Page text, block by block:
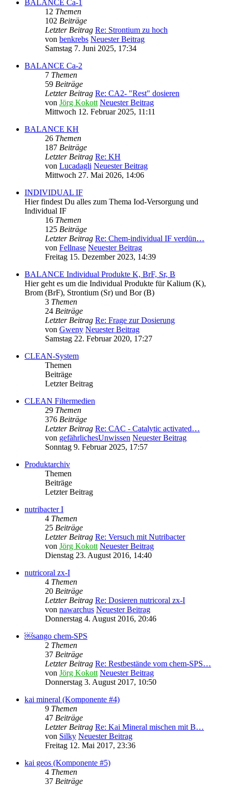
BALANCE Ca-1
12 Themen
102 Beiträge
Letzter Beitrag Re: Strontium zu hoch
von benkrebs Neuester Beitrag
Samstag 7. Juni 2025, 17:34
BALANCE Ca-2
7 Themen
59 Beiträge
Letzter Beitrag Re: CA2- "Rest" dosieren
von Jörg Kokott Neuester Beitrag
Mittwoch 12. Februar 2025, 11:11
BALANCE KH
26 Themen
187 Beiträge
Letzter Beitrag Re: KH
von Lucadagli Neuester Beitrag
Mittwoch 27. Mai 2026, 14:06
INDIVIDUAL IF
Hier findest Du alles zum Thema Iod-Versorgung und
Individual IF
16 Themen
125 Beiträge
Letzter Beitrag Re: Chem-individual IF verdün…
von Fellnase Neuester Beitrag
Freitag 15. Dezember 2023, 14:39
BALANCE Individual Produkte K, BrF, Sr, B
Hier geht es um die Individual Produkte für Kalium (K),
Brom (BrF), Strontium (Sr) und Bor (B)
3 Themen
24 Beiträge
Letzter Beitrag Re: Frage zur Dosierung
von Gweny Neuester Beitrag
Samstag 22. Februar 2020, 17:27
CLEAN-System
Themen
Beiträge
Letzter Beitrag
CLEAN Filtermedien
29 Themen
376 Beiträge
Letzter Beitrag Re: CAC - Catalytic activated…
von gefährlichesUnwissen Neuester Beitrag
Sonntag 9. Februar 2025, 17:57
Produktarchiv
Themen
Beiträge
Letzter Beitrag
nutribacter I
4 Themen
25 Beiträge
Letzter Beitrag Re: Versuch mit Nutribacter
von Jörg Kokott Neuester Beitrag
Dienstag 23. August 2016, 14:40
nutricoral zx-I
4 Themen
20 Beiträge
Letzter Beitrag Re: Dosieren nutricoral zx-I
von nawarchus Neuester Beitrag
Donnerstag 4. August 2016, 20:46
￼sango chem-SPS
2 Themen
37 Beiträge
Letzter Beitrag Re: Restbestände vom chem-SPS…
von Jörg Kokott Neuester Beitrag
Donnerstag 3. August 2017, 10:50
kai mineral (Komponente #4)
9 Themen
47 Beiträge
Letzter Beitrag Re: Kai Mineral mischen mit B…
von Silky Neuester Beitrag
Freitag 12. Mai 2017, 23:36
kai geos (Komponente #5)
4 Themen
37 Beiträge